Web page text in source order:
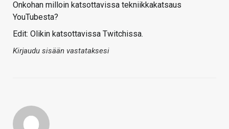
Onkohan milloin katsottavissa tekniikkakatsaus
YouTubesta?
Edit: Olikin katsottavissa Twitchissa.
Kirjaudu sisään vastataksesi